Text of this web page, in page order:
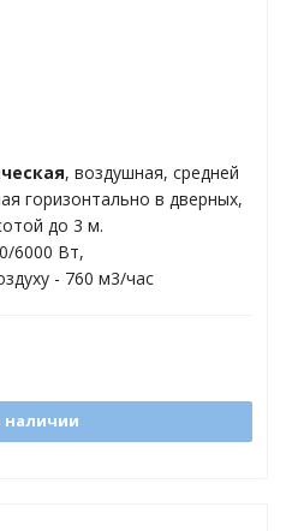
, воздушная, средней
горизонтально в дверных,
до 3 м.
6000 Вт,
- 760 м3/час
наличии